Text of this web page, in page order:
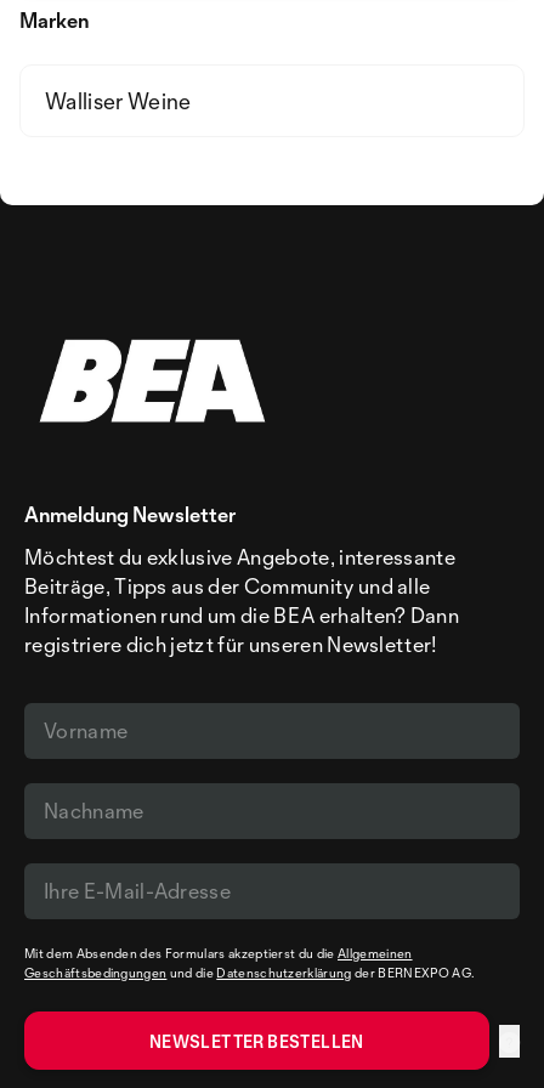
Marken
Walliser Weine
Anmeldung Newsletter
Möchtest du exklusive Angebote, interessante
Beiträge, Tipps aus der Community und alle
Informationen rund um die BEA erhalten? Dann
registriere dich jetzt für unseren Newsletter!
Mit dem Absenden des Formulars akzeptierst du dieAllgemeinen
Geschäftsbedingungen und die Datenschutzerklärung der BERNEXPO AG.